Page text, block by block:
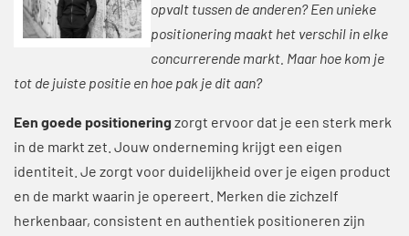
opvalt tussen de anderen? Een unieke
positionering maakt het verschil in elke
concurrerende markt. Maar hoe kom je
tot de juiste positie en hoe pak je dit aan?
Een goede positionering zorgt ervoor dat je een sterk merk
in de markt zet. Jouw onderneming krijgt een eigen
identiteit. Je zorgt voor duidelijkheid over je eigen product
en de markt waarin je opereert. Merken die zichzelf
herkenbaar, consistent en authentiek positioneren zijn